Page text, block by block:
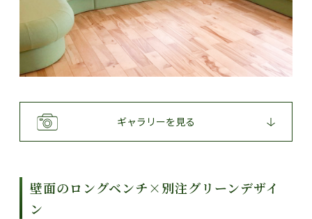
ギャラリーを見る
壁面のロングベンチ×別注グリーンデザイ
ン